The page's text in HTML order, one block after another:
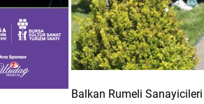
Balkan Rumeli